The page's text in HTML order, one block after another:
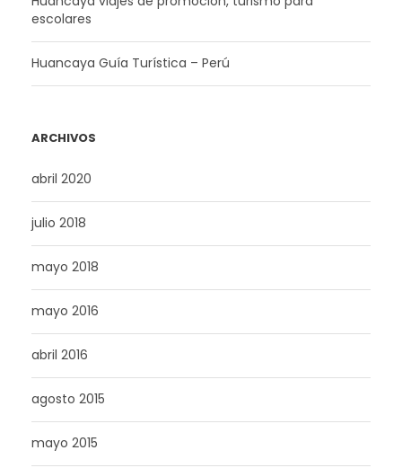
escolares
Huancaya Guía Turística – Perú
ARCHIVOS
abril 2020
julio 2018
mayo 2018
mayo 2016
abril 2016
agosto 2015
mayo 2015